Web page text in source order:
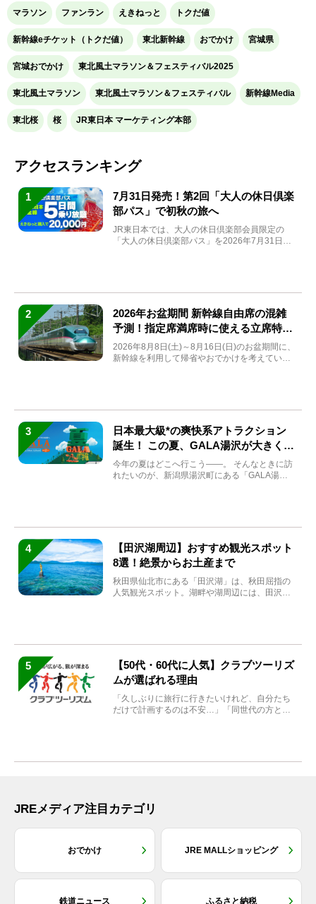
マラソン ファンラン えきねっと トクだ値
新幹線eチケット（トクだ値） 東北新幹線 おでかけ 宮城県
宮城おでかけ 東北風土マラソン＆フェスティバル2025
東北風土マラソン 東北風土マラソン＆フェスティバル 新幹線Media
東北桜 桜 JR東日本 マーケティング本部
アクセスランキング
1
7月31日発売！第2回「大人の休日倶楽
部パス」で初秋の旅へ
JR東日本では、大人の休日倶楽部会員限定の
「大人の休日倶楽部パス」を2026年7月31日
2
2026年お盆期間 新幹線自由席の混雑
予測！指定席満席時に使える立席特急
券も解説
2026年8月8日(土)～8月16日(日)のお盆期間に、
新幹線を利用して帰省やおでかけを考えている
3
日本最大級*の爽快系アトラクション
誕生！ この夏、GALA湯沢が大きく生
まれ変わる
今年の夏はどこへ行こう――。 そんなときに訪
れたいのが、新潟県湯沢町にある「GALA湯
4
【田沢湖周辺】おすすめ観光スポット
8選！絶景からお土産まで
秋田県仙北市にある「田沢湖」は、秋田屈指の
人気観光スポット。湖畔や湖周辺には、田沢湖
5
【50代・60代に人気】クラブツーリズ
ムが選ばれる理由
「久しぶりに旅行に行きたいけれど、自分たち
だけで計画するのは不安…」「同世代の方と気
JREメディア注目カテゴリ
おでかけ JRE MALLショッピング
鉄道ニュース ふるさと納税